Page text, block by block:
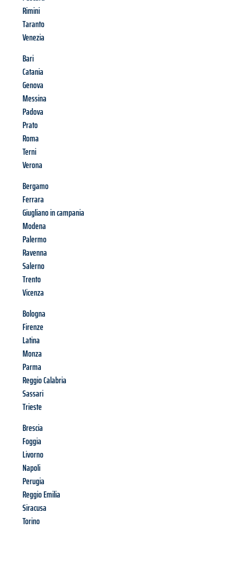
Rimini
Taranto
Venezia
Bari
Catania
Genova
Messina
Padova
Prato
Roma
Terni
Verona
Bergamo
Ferrara
Giugliano in campania
Modena
Palermo
Ravenna
Salerno
Trento
Vicenza
Bologna
Firenze
Latina
Monza
Parma
Reggio Calabria
Sassari
Trieste
Brescia
Foggia
Livorno
Napoli
Perugia
Reggio Emilia
Siracusa
Torino